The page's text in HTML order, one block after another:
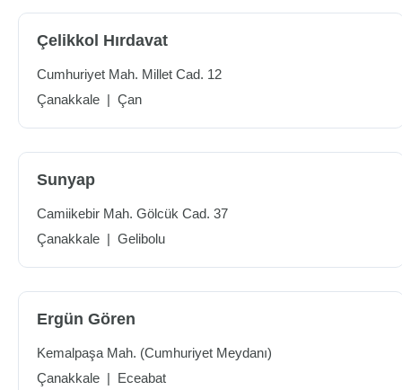
Çelikkol Hırdavat
Cumhuriyet Mah. Millet Cad. 12
Çanakkale | Çan
Sunyap
Camiikebir Mah. Gölcük Cad. 37
Çanakkale | Gelibolu
Ergün Gören
Kemalpaşa Mah. (Cumhuriyet Meydanı)
Çanakkale | Eceabat